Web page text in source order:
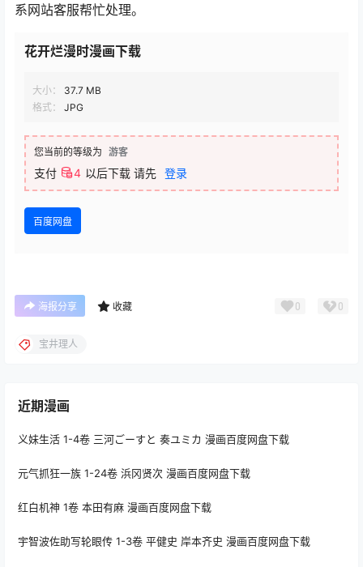
系网站客服帮忙处理。
花开烂漫时漫画下载
大小：
37.7 MB
格式：
JPG
您当前的等级为 游客
支付 4 以后下载 请先 登录
百度网盘
海报分享 收藏 0 0
宝井理人
近期漫画
义妹生活 1-4卷 三河ごーすと 奏ユミカ 漫画百度网盘下载
元气抓狂一族 1-24卷 浜冈贤次 漫画百度网盘下载
红白机神 1卷 本田有麻 漫画百度网盘下载
宇智波佐助写轮眼传 1-3卷 平健史 岸本齐史 漫画百度网盘下载